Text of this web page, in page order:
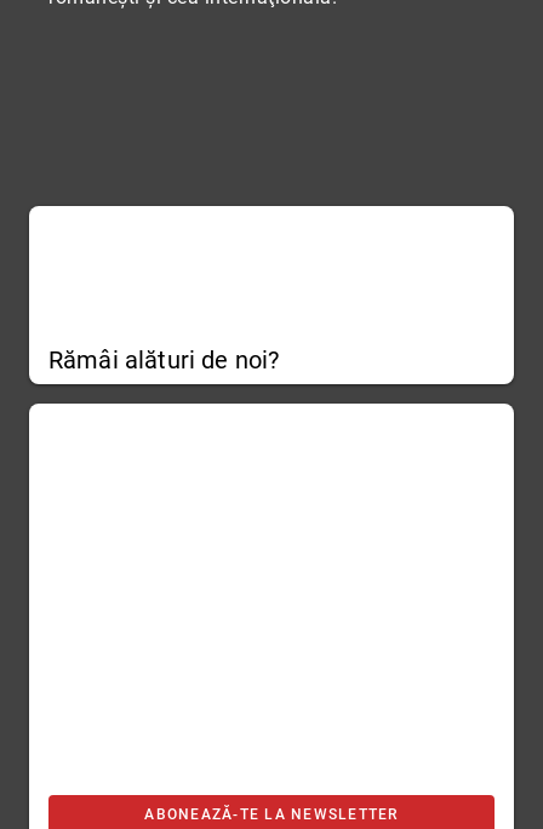
Rămâi alături de noi?
ABONEAZĂ-TE LA NEWSLETTER